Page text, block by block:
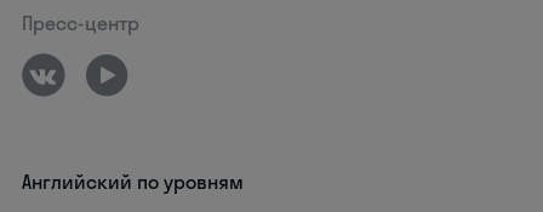
Пресс-центр
Английский по уровням